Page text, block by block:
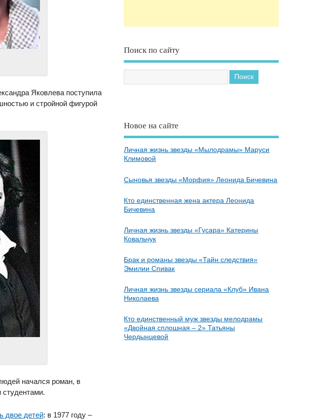
Яковлева поступила
и стройной фигурой
начался роман, в
двое детей: в 1977 году –
Поиск по сайту
Новое на сайте
Личная жизнь звезды «Мылодрамы» Маруси
Климовой
Сыновья звезды «Морфия» Леонида Бичевина
Кто единственная жена актера Леонида
Бичевина
Личная жизнь звезды «Гусара» Катерины
Ковальчук
Брак и романы звезды «Тайн следствия»
Эмилии Спивак
Личная жизнь звезды сериала «Клуб» Ивана
Николаева
Кто единственный муж звезды мелодрамы
«Двойная сплошная – 2» Татьяны
Чердынцевой